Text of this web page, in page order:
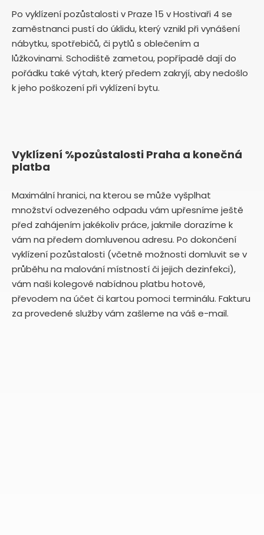
Po vyklízení pozůstalosti v Praze 15 v Hostivaři 4 se
zaměstnanci pustí do úklidu, který vznikl při vynášení
nábytku, spotřebičů, či pytlů s oblečením a
lůžkovinami. Schodiště zametou, popřípadě dají do
pořádku také výtah, který předem zakryjí, aby nedošlo
k jeho poškození při vyklízení bytu.
Vyklízení %pozůstalosti Praha a konečná
platba
Maximální hranici, na kterou se může vyšplhat
množství odvezeného odpadu vám upřesníme ještě
před zahájením jakékoliv práce, jakmile dorazíme k
vám na předem domluvenou adresu. Po dokončení
vyklízení pozůstalosti (včetně možnosti domluvit se v
průběhu na malování místností či jejich dezinfekci),
vám naši kolegové nabídnou platbu hotově,
převodem na účet či kartou pomoci terminálu. Fakturu
za provedené služby vám zašleme na váš e-mail.